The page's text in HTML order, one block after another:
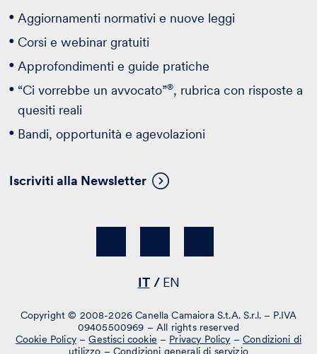
Aggiornamenti normativi e nuove leggi
Corsi e webinar gratuiti
Approfondimenti e guide pratiche
“Ci vorrebbe un avvocato”®, rubrica con risposte a
quesiti reali
Bandi, opportunità e agevolazioni
Iscriviti alla Newsletter
IT EN
Copyright © 2008-2026 Canella Camaiora S.t.A. S.r.l. – P.IVA
09405500969 – All rights reserved
Cookie Policy–Gestisci cookie – Privacy Policy –Condizioni di
utilizzo – Condizioni generali di servizio